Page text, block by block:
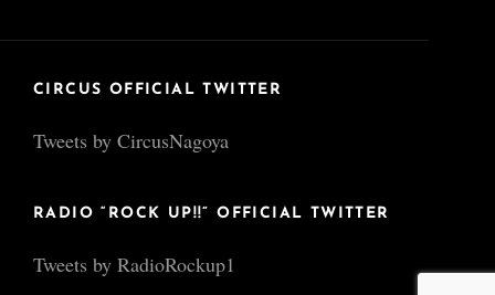
CIRCUS OFFICIAL TWITTER
Tweets by CircusNagoya
RADIO “ROCK UP!!” OFFICIAL TWITTER
Tweets by RadioRockup1